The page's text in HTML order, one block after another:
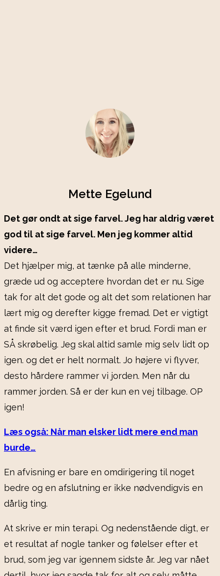
Mette Egelund
Det gør ondt at sige farvel. Jeg har aldrig været
god til at sige farvel. Men jeg kommer altid
videre…
Det hjælper mig, at tænke på alle minderne,
græde ud og acceptere hvordan det er nu. Sige
tak for alt det gode og alt det som relationen har
lært mig og derefter kigge fremad. Det er vigtigt
at finde sit værd igen efter et brud. Fordi man er
SÅ skrøbelig. Jeg skal altid samle mig selv lidt op
igen. og det er helt normalt. Jo højere vi flyver,
desto hårdere rammer vi jorden. Men når du
rammer jorden. Så er der kun en vej tilbage. OP
igen!
Læs også: Når man elsker lidt mere end man
burde…
En afvisning er bare en omdirigering til noget
bedre og en afslutning er ikke nødvendigvis en
dårlig ting.
At skrive er min terapi. Og nedenstående digt, er
et resultat af nogle tanker og følelser efter et
brud, som jeg var igennem sidste år. Jeg var nået